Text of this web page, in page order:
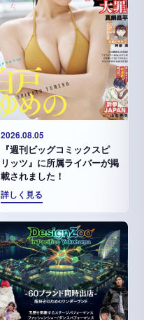
2026.08.05
『週刊ビッグコミックスピ
リッツ』に所属ライバーが掲
載されました！
詳しく見る